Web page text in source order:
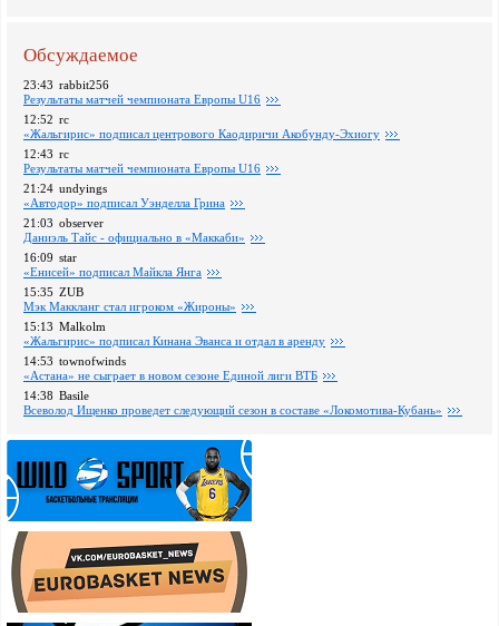
Обсуждаемое
23:43 rabbit256
Pезультаты матчей чемпионата Европы U16
12:52 rc
«Жальгирис» подписал центрового Каодиричи Акобунду-Эхиогу
12:43 rc
Pезультаты матчей чемпионата Европы U16
21:24 undyings
«Автодор» подписал Уэнделла Грина
21:03 observer
Даниэль Тайс - официально в «Маккаби»
16:09 star
«Енисей» подписал Майкла Янга
15:35 ZUB
Мэк Маккланг стал игроком «Жироны»
15:13 Malkolm
«Жальгирис» подписал Кинана Эванса и отдал в аренду
14:53 townofwinds
«Астана» не сыграет в новом сезоне Единой лиги ВТБ
14:38 Basile
Всеволод Ищенко проведет следующий сезон в составе «Локомотива-Кубань»